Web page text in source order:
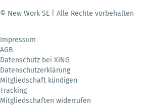
© New Work SE | Alle Rechte vorbehalten
Impressum
AGB
Datenschutz bei XING
Datenschutzerklärung
Mitgliedschaft kündigen
Tracking
Mitgliedschaften widerrufen